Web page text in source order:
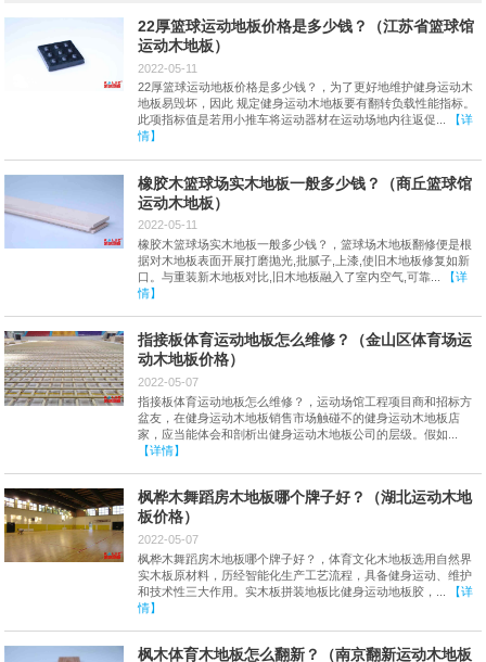
22厚篮球运动地板价格是多少钱？（江苏省篮球馆
运动木地板）
2022-05-11
22厚篮球运动地板价格是多少钱？，为了更好地维护健身运动木
地板易毁坏，因此 规定健身运动木地板要有翻转负载性能指标。
此项指标值是若用小推车将运动器材在运动场地内往返促...
【详
情】
橡胶木篮球场实木地板一般多少钱？（商丘篮球馆
运动木地板）
2022-05-11
橡胶木篮球场实木地板一般多少钱？，篮球场木地板翻修便是根
据对木地板表面开展打磨抛光,批腻子,上漆,使旧木地板修复如新
口。与重装新木地板对比,旧木地板融入了室内空气,可靠...
【详
情】
指接板体育运动地板怎么维修？（金山区体育场运
动木地板价格）
2022-05-07
指接板体育运动地板怎么维修？，运动场馆工程项目商和招标方
盆友，在健身运动木地板销售市场触碰不的健身运动木地板店
家，应当能体会和剖析出健身运动木地板公司的层级。假如...
【详情】
枫桦木舞蹈房木地板哪个牌子好？（湖北运动木地
板价格）
2022-05-07
枫桦木舞蹈房木地板哪个牌子好？，体育文化木地板选用自然界
实木板原材料，历经智能化生产工艺流程，具备健身运动、维护
和技术性三大作用。实木板拼装地板比健身运动地板胶，...
【详
情】
枫木体育木地板怎么翻新？（南京翻新运动木地板